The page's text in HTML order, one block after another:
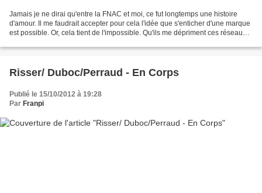
Jamais je ne dirai qu'entre la FNAC et moi, ce fut longtemps une histoire
d'amour. Il me faudrait accepter pour cela l'idée que s'enticher d'une marque
est possible. Or, cela tient de l'impossible. Qu'ils me dépriment ces réseaux
Risser/ Duboc/Perraud - En Corps
Publié le 15/10/2012 à 19:28
Par Franpi